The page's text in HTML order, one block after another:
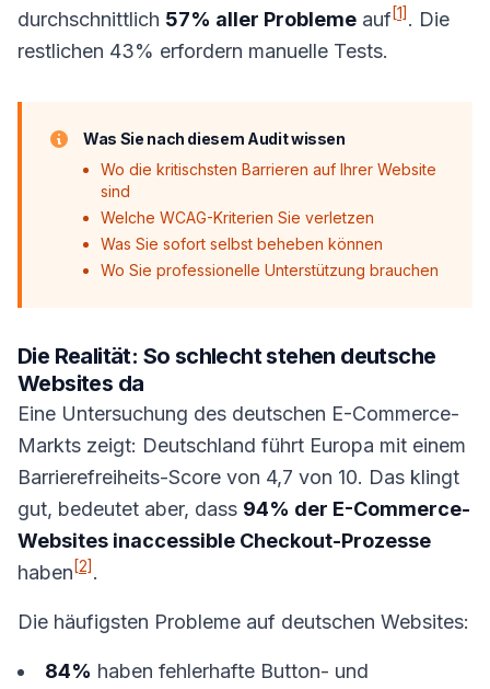
durchschnittlich 57% aller Probleme auf[1] . Die
restlichen 43% erfordern manuelle Tests.
Was Sie nach diesem Audit wissen
Wo die kritischsten Barrieren auf Ihrer Website
sind
Welche WCAG-Kriterien Sie verletzen
Was Sie sofort selbst beheben können
Wo Sie professionelle Unterstützung brauchen
Die Realität: So schlecht stehen deutsche
Websites da
Eine Untersuchung des deutschen E-Commerce-
Markts zeigt: Deutschland führt Europa mit einem
Barrierefreiheits-Score von 4,7 von 10. Das klingt
gut, bedeutet aber, dass 94% der E-Commerce-
Websites inaccessible Checkout-Prozesse
haben [2] .
Die häufigsten Probleme auf deutschen Websites:
84% haben fehlerhafte Button- und